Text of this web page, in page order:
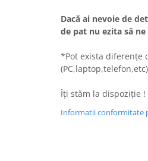
Dacă ai nevoie de
de pat nu ezita să
*Pot exista diferențe
(PC,laptop,telefon,etc)
Îți stăm la dispoziție
Informatii conformitate